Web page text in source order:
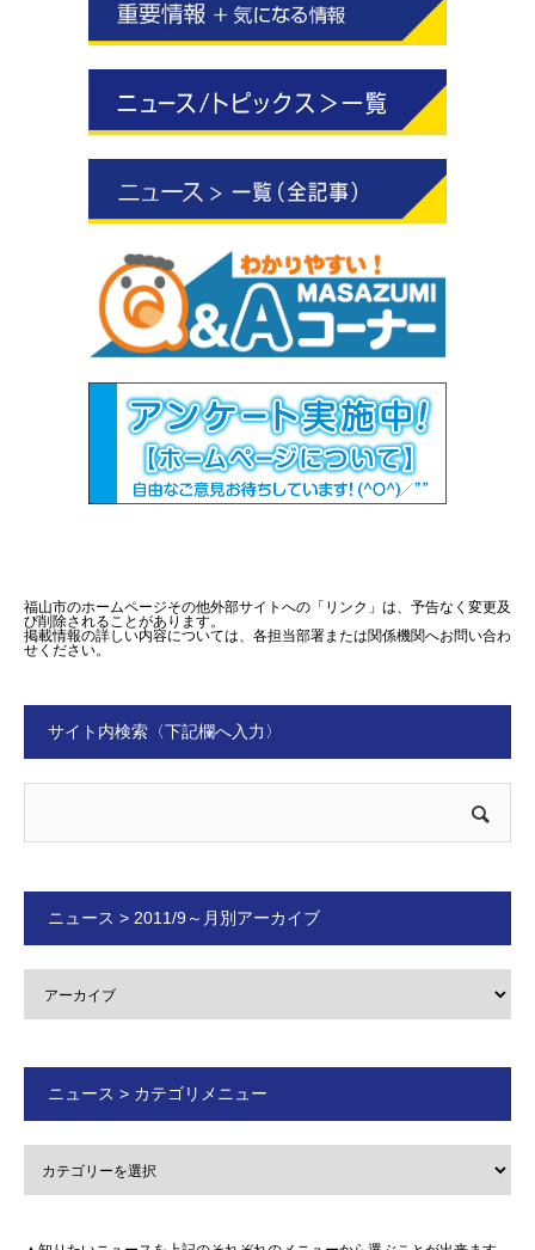
福山市のホームページその他外部サイトへの「リンク」は、予告なく変更及
び削除されることがあります。
掲載情報の詳しい内容については、各担当部署または関係機関へお問い合わ
せください。
サイト内検索〈下記欄へ入力〉
ニュース > 2011/9～月別アーカイブ
ニュース > カテゴリメニュー